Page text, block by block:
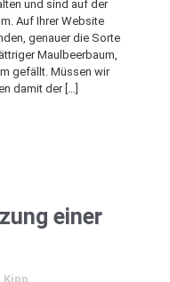
und sind auf der
Auf Ihrer Website
genauer die Sorte
Maulbeerbaum,
gefällt. Müssen wir
damit der […]
einer
Kipp